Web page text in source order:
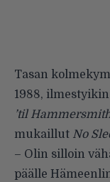
Tasan
1988,
’til
mukaillut No
– Olin silloin
päälle